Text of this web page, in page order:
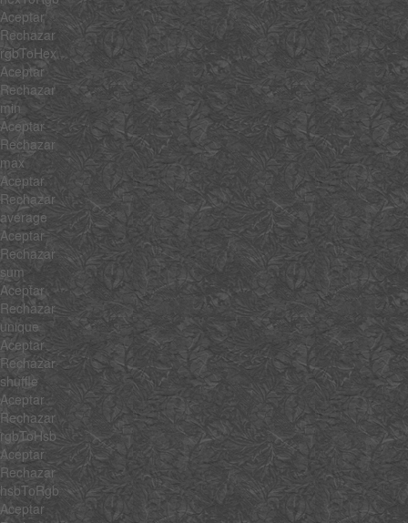
Aceptar
Rechazar
rgbToHex
Aceptar
Rechazar
min
Aceptar
Rechazar
max
Aceptar
Rechazar
average
Aceptar
Rechazar
sum
Aceptar
Rechazar
unique
Aceptar
Rechazar
shuffle
Aceptar
Rechazar
rgbToHsb
Aceptar
Rechazar
hsbToRgb
Aceptar